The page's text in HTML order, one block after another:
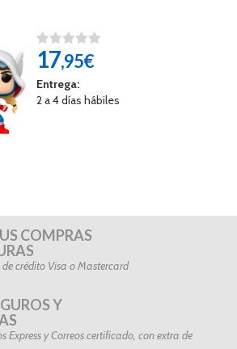
17,95€
Entrega:
2 a 4 días hábiles
COMPRAS
crédito Visa o Mastercard
Y
Express y Correos certificado, con extra de